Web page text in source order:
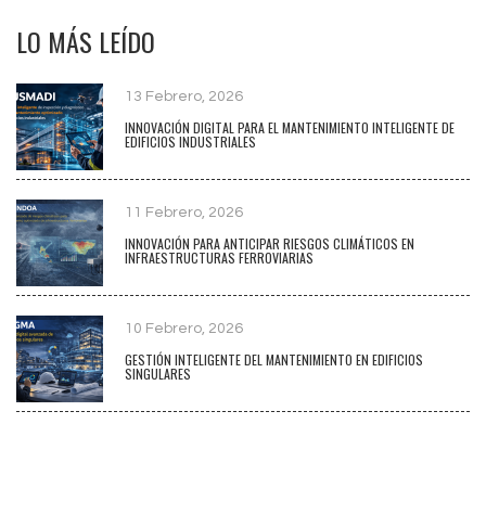
LO MÁS LEÍDO
13 Febrero, 2026
INNOVACIÓN DIGITAL PARA EL MANTENIMIENTO INTELIGENTE DE
EDIFICIOS INDUSTRIALES
11 Febrero, 2026
INNOVACIÓN PARA ANTICIPAR RIESGOS CLIMÁTICOS EN
INFRAESTRUCTURAS FERROVIARIAS
10 Febrero, 2026
GESTIÓN INTELIGENTE DEL MANTENIMIENTO EN EDIFICIOS
SINGULARES